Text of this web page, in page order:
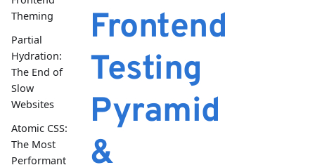
Theming
Partial
Hydration:
The End of
Slow
Websites
Atomic CSS:
The Most
Performant
Frontend
Testing
Pyramid
&